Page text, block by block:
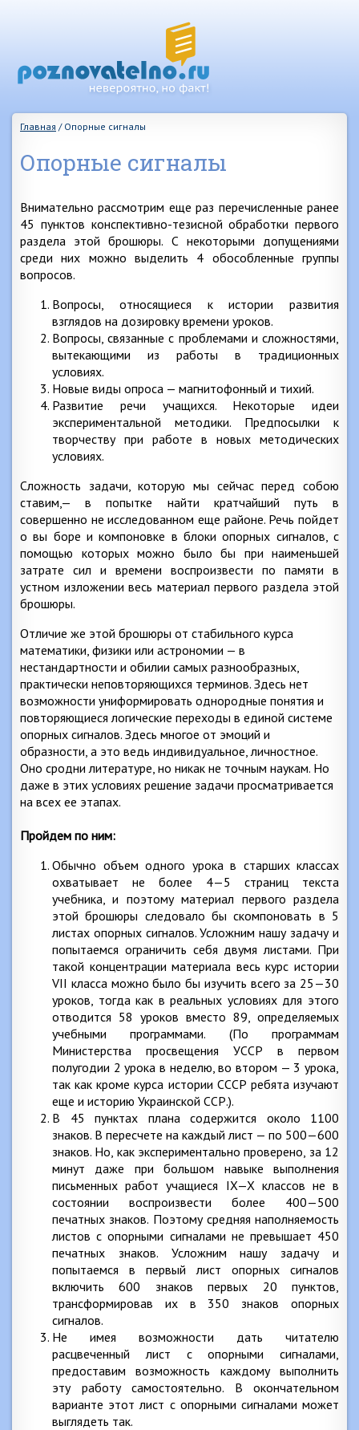
Главная / Опорные сигналы
Опорные сигналы
Внимательно рассмотрим еще раз перечисленные ранее
45 пунктов конспективно-тезисной обработки первого
раздела этой брошюры. С некоторыми допущениями
среди них можно выделить 4 обособленные группы
вопросов.
Вопросы, относящиеся к истории развития
взглядов на дозировку времени уроков.
Вопросы, связанные с проблемами и сложностями,
вытекающими из работы в традиционных
условиях.
Новые виды опроса — магнитофонный и тихий.
Развитие речи учащихся. Некоторые идеи
экспериментальной методики. Предпосылки к
творчеству при работе в новых методических
условиях.
Сложность задачи, которую мы сейчас перед собою
ставим,— в попытке найти кратчайший путь в
совершенно не исследованном еще районе. Речь пойдет
о вы боре и компоновке в блоки опорных сигналов, с
помощью которых можно было бы при наименьшей
затрате сил и времени воспроизвести по памяти в
устном изложении весь материал первого раздела этой
брошюры.
Отличие же этой брошюры от стабильного курса
математики, физики или астрономии — в
нестандартности и обилии самых разнообразных,
практически неповторяющихся терминов. Здесь нет
возможности униформировать однородные понятия и
повторяющиеся логические переходы в единой системе
опорных сигналов. Здесь многое от эмоций и
образности, а это ведь индивидуальное, личностное.
Оно сродни литературе, но никак не точным наукам. Но
даже в этих условиях решение задачи просматривается
на всех ее этапах.
Пройдем по ним:
Обычно объем одного урока в старших классах
охватывает не более 4—5 страниц текста
учебника, и поэтому материал первого раздела
этой брошюры следовало бы скомпоновать в 5
листах опорных сигналов. Усложним нашу задачу и
попытаемся ограничить себя двумя листами. При
такой концентрации материала весь курс истории
VII класса можно было бы изучить всего за 25—30
уроков, тогда как в реальных условиях для этого
отводится 58 уроков вместо 89, определяемых
учебными программами. (По программам
Министерства просвещения УССР в первом
полугодии 2 урока в неделю, во втором — 3 урока,
так как кроме курса истории СССР ребята изучают
еще и историю Украинской ССР.).
В 45 пунктах плана содержится около 1100
знаков. В пересчете на каждый лист — по 500—600
знаков. Но, как экспериментально проверено, за 12
минут даже при большом навыке выполнения
письменных работ учащиеся IX—X классов не в
состоянии воспроизвести более 400—500
печатных знаков. Поэтому средняя наполняемость
листов с опорными сигналами не превышает 450
печатных знаков. Усложним нашу задачу и
попытаемся в первый лист опорных сигналов
включить 600 знаков первых 20 пунктов,
трансформировав их в 350 знаков опорных
сигналов.
Не имея возможности дать читателю
расцвеченный лист с опорными сигналами,
предоставим возможность каждому выполнить
эту работу самостоятельно. В окончательном
варианте этот лист с опорными сигналами может
выглядеть так.